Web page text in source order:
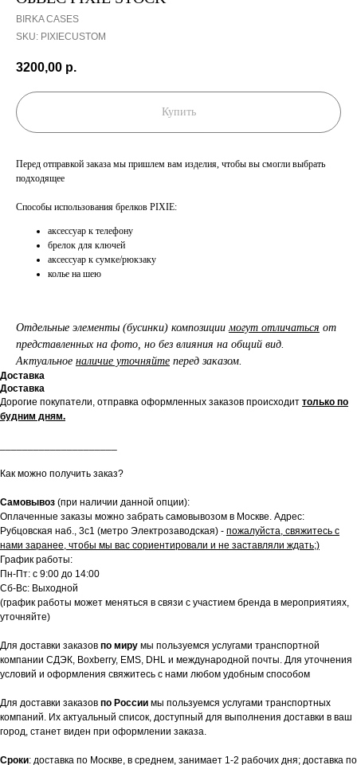
BIRKA CASES
SKU: PIXIECUSTOM
3200,00 р.
Купить
Перед отправкой заказа мы пришлем вам изделия, чтобы вы смогли выбрать
подходящее
Способы использования брелков PIXIE:
аксессуар к телефону
брелок для ключей
аксессуар к сумке/рюкзаку
колье на шею
Отдельные элементы (бусинки) композиции могут отличаться от
представленных на фото, но без влияния на общий вид.
Актуальное наличие уточняйте перед заказом.
Доставка
Доставка
Дорогие покупатели, отправка оформленных заказов происходит только по
будним дням.
Как можно получить заказ?
Самовывоз (при наличии данной опции):
Оплаченные заказы можно забрать самовывозом в Москве. Адрес:
Рубцовская наб., 3с1 (метро Электрозаводская) - пожалуйста, свяжитесь с
нами заранее, чтобы мы вас сориентировали и не заставляли ждать;)
График работы:
Пн-Пт: с 9:00 до 14:00
Сб-Вс: Выходной
(график работы может меняться в связи с участием бренда в мероприятиях,
уточняйте)
Для доставки заказов по миру мы пользуемся услугами транспортной
компании СДЭК, Boxberry, EMS, DHL и международной почты. Для уточнения
условий и оформления свяжитесь с нами любом удобным способом
Для доставки заказов по России мы пользуемся услугами транспортных
компаний. Их актуальный список, доступный для выполнения доставки в ваш
город, станет виден при оформлении заказа.
Сроки: доставка по Москве, в среднем, занимает 1-2 рабочих дня; доставка по